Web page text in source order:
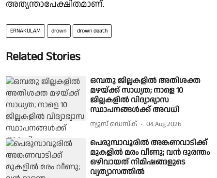
അത്യന്താപേക്ഷിതമാണ്.
ERNAKULAM drown drown death
Related Stories
ഒമ്പതു ജില്ലകളില്‍ അതിശക്ത
മഴയ്ക്ക് സാധ്യത; നാളെ 10
ജില്ലകളില്‍ വിദ്യാഭ്യാസ
സ്ഥാപനങ്ങള്‍ക്ക് അവധി
ന്യൂസ് ഡെസ്ക് 04 Aug 2026
പെരുമ്പാവൂരില്‍ അങ്കണവാടിക്ക്
മുകളിൽ മരം വീണു; വൻ ദുരന്തം
ഒഴിവായത് നിമിഷങ്ങളുടെ
വ്യത്യാസത്തില്‍